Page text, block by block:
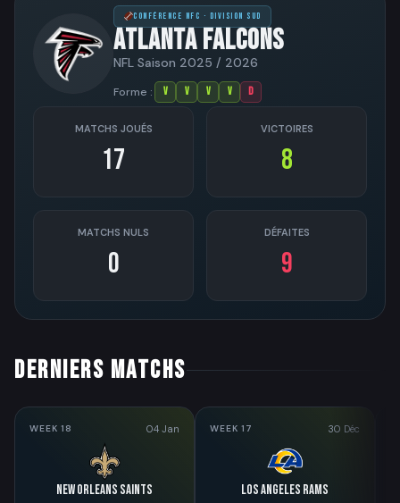
CONFÉRENCE NFC · DIVISION SUD
ATLANTA FALCONS
NFL Saison 2025 / 2026
Forme : V V V V D
MATCHS JOUÉS
17
VICTOIRES
8
MATCHS NULS
0
DÉFAITES
9
DERNIERS MATCHS
WEEK 18 04 Jan
New Orleans Saints
WEEK 17 30 Déc
Los Angeles Rams